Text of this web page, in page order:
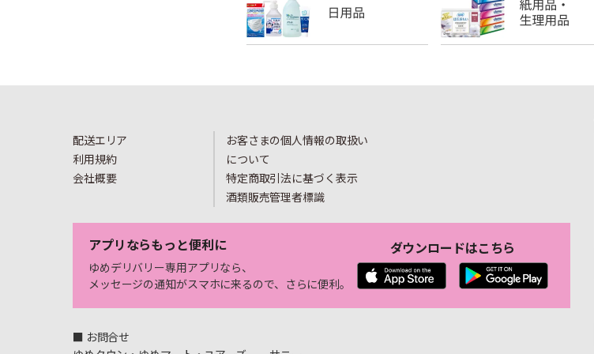
配送エリア
利用規約
会社概要
お客さまの個人情報の取扱い
について
特定商取引法に基づく表示
酒類販売管理者標識
アプリならもっと便利に
ゆめデリバリー専用アプリなら、
メッセージの通知がスマホに来るので、さらに便利。
ダウンロードはこちら
■ お問合せ